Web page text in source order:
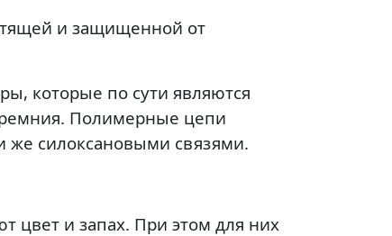
и защищенной от
которые по сути являются
Полимерные цепи
же силоксановыми связями.
цвет и запах. При этом для них